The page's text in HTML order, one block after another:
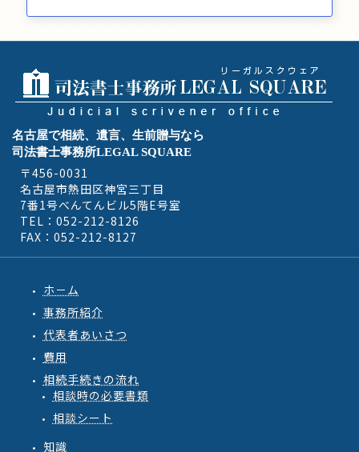
名古屋で相続、遺言、生前贈与なら
司法書士事務所LEGAL SQUARE
〒456-0031
名古屋市熱田区神宮三丁目
7番1号べんてんビル5階E号室
TEL：052-212-8126
FAX：052-212-8127
ホ－ム
事務所紹介
代表者あいさつ
費用
相続手続きの流れ
相談時の必要書類
相談シート
知識